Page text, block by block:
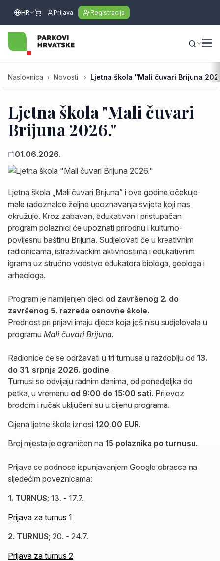
HR Prijava Registracija
Naslovnica Novosti Ljetna škola "Mali čuvari Brijuna
Ljetna škola "Mali čuvari
Brijuna 2026."
01.06.2026.
Ljetna škola „Mali čuvari Brijuna” i ove godine očekuje
male radoznalce željne upoznavanja svijeta koji nas
okružuje. Kroz zabavan, edukativan i pristupačan
program polaznici će upoznati prirodnu i kulturno-
povijesnu baštinu Brijuna. Sudjelovati će u kreativnim
radionicama, istraživačkim aktivnostima i edukativnim
igrama uz stručno vodstvo edukatora biologa, geologa i
arheologa.
Program je namijenjen djeci od završenog 2. do
završenog 5. razreda osnovne škole.
Prednost pri prijavi imaju djeca koja još nisu sudjelovala u
programu Mali čuvari Brijuna.
Radionice će se održavati u tri turnusa u razdoblju od 13.
do 31. srpnja 2026. godine.
Turnusi se odvijaju radnim danima, od ponedjeljka do
petka, u vremenu od 9:00 do 15:00 sati. Prijevoz
brodom i ručak uključeni su u cijenu programa.
Cijena ljetne škole iznosi 120,00 EUR.
Broj mjesta je ograničen na 15 polaznika po turnusu.
Prijave se podnose ispunjavanjem Google obrasca na
sljedećim poveznicama:
1. TURNUS; 13. - 17.7.
Prijava za turnus 1
2. TURNUS; 20. - 24.7.
Prijava za turnus 2